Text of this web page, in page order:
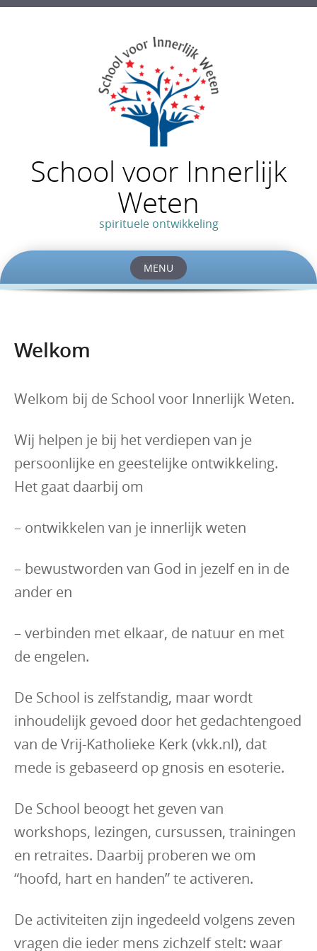
School voor Innerlijk
Weten
spirituele ontwikkeling
MENU
Skip
Welkom
Welkom bij de School voor Innerlijk Weten.
Wij helpen je bij het verdiepen van je
persoonlijke en geestelijke ontwikkeling.
Het gaat daarbij om
– ontwikkelen van je innerlijk weten
– bewustworden van God in jezelf en in de
ander en
– verbinden met elkaar, de natuur en met
de engelen.
De School is zelfstandig, maar wordt
inhoudelijk gevoed door het gedachtengoed
van de Vrij-Katholieke Kerk (vkk.nl), dat
mede is gebaseerd op gnosis en esoterie.
De School beoogt het geven van
workshops, lezingen, cursussen, trainingen
en retraites. Daarbij proberen we om
“hoofd, hart en handen” te activeren.
De activiteiten zijn ingedeeld volgens zeven
vragen die ieder mens zichzelf stelt: waar